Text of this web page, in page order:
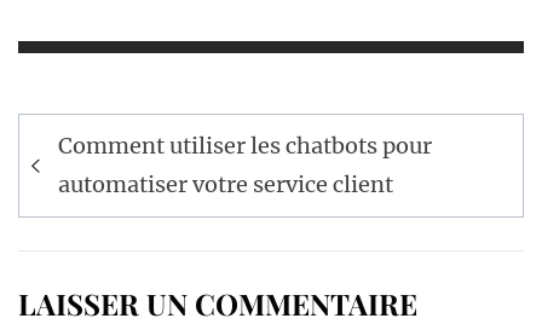
Navigation
de
l’article
Comment utiliser les chatbots pour
automatiser votre service client
LAISSER UN COMMENTAIRE